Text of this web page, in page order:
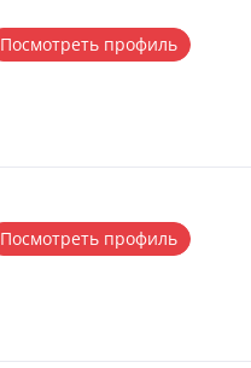
Посмотреть профиль
Посмотреть профиль